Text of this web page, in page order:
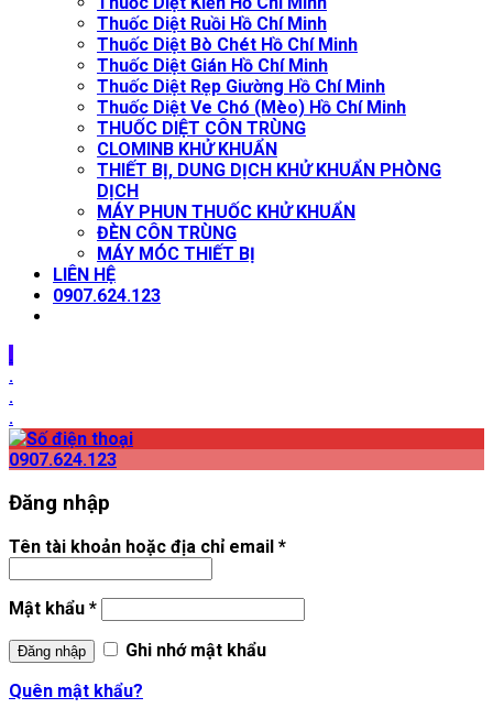
Thuốc Diệt Ruồi Hồ Chí Minh
Thuốc Diệt Bò Chét Hồ Chí Minh
Thuốc Diệt Gián Hồ Chí Minh
Thuốc Diệt Rẹp Giường Hồ Chí Minh
Thuốc Diệt Ve Chó (Mèo) Hồ Chí Minh
THUỐC DIỆT CÔN TRÙNG
CLOMINB KHỬ KHUẨN
THIẾT BỊ, DUNG DỊCH KHỬ KHUẨN PHÒNG
DỊCH
MÁY PHUN THUỐC KHỬ KHUẨN
ĐÈN CÔN TRÙNG
MÁY MÓC THIẾT BỊ
LIÊN HỆ
0907.624.123
.
.
.
.
0907.624.123
Đăng nhập
Tên tài khoản hoặc địa chỉ email *
Mật khẩu *
Đăng nhập
Ghi nhớ mật khẩu
Quên mật khẩu?